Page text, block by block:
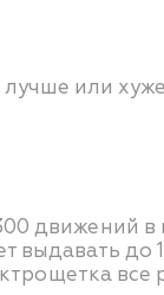
или
движений в
выдавать до
все